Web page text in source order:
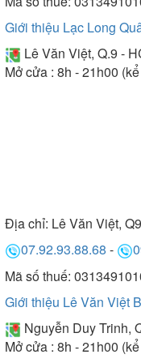
Máy hút mùi Arber được sử dụng với hai tấm lưới
làm bằng chất
chế xảy ra hiện
có tác dụng giữ lại
Giới thiệu Lạc Long
Lê Văn Việt, Q.9 -
Mở cửa : 8h - 21h00
Địa chỉ: Lê Văn Việt,
07.92.93.88.68 -
Mã số thuế:
Giới thiệu Lê Văn Việt
Nguyễn Duy Trinh,
Mở cửa : 8h - 21h00